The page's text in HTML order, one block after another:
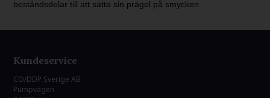
beståndsdelar till att sätta sin prägel på smycken.
Kundeservice
CO/DDP Sverige AB
Pumpvägen